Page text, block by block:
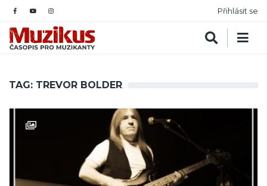
Přihlásit se
TAG: TREVOR BOLDER